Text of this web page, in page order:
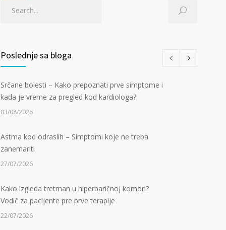
Poslednje sa bloga
Srčane bolesti – Kako prepoznati prve simptome i
kada je vreme za pregled kod kardiologa?
03/08/2026
Astma kod odraslih – Simptomi koje ne treba
zanemariti
27/07/2026
Kako izgleda tretman u hiperbaričnoj komori?
Vodič za pacijente pre prve terapije
22/07/2026